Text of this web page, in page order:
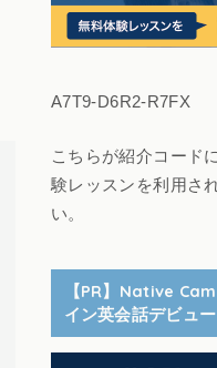
A7T9-D6R2-R7FX
こちらが紹介コード
験レッスンを利用さ
い。
【PR】Native
イン英会話デビュ